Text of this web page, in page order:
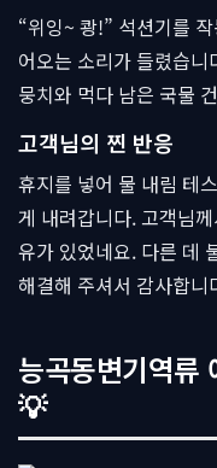
“위잉~ 쾅!” 석션기를
어오는 소리가 들렸습
뭉치와 먹다 남은 국물
고객님의 찐 반응
휴지를 넣어 물 내림 테
게 내려갑니다. 고객님
유가 있었네요. 다른 데
해결해 주셔서 감사합
능곡동변기역류
💡